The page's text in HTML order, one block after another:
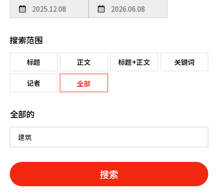
搜索范围
标题 正文 标题+正文 关键词
记者 全部
全部的
搜索